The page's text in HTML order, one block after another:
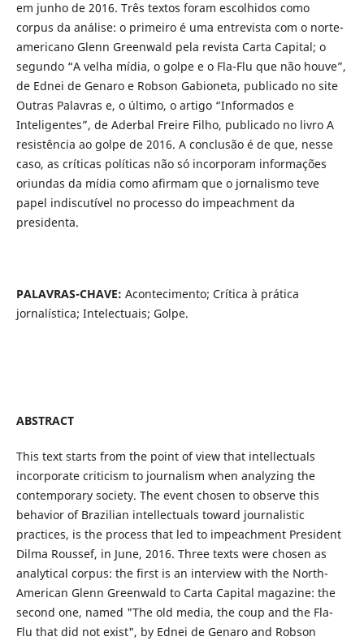
em junho de 2016. Três textos foram escolhidos como
corpus da análise: o primeiro é uma entrevista com o norte-
americano Glenn Greenwald pela revista Carta Capital; o
segundo “A velha mídia, o golpe e o Fla-Flu que não houve”,
de Ednei de Genaro e Robson Gabioneta, publicado no site
Outras Palavras e, o último, o artigo “Informados e
Inteligentes”, de Aderbal Freire Filho, publicado no livro A
resistência ao golpe de 2016. A conclusão é de que, nesse
caso, as críticas políticas não só incorporam informações
oriundas da mídia como afirmam que o jornalismo teve
papel indiscutível no processo do impeachment da
presidenta.
PALAVRAS-CHAVE: Acontecimento; Crítica à prática
jornalística; Intelectuais; Golpe.
ABSTRACT
This text starts from the point of view that intellectuals
incorporate criticism to journalism when analyzing the
contemporary society. The event chosen to observe this
behavior of Brazilian intellectuals toward journalistic
practices, is the process that led to impeachment President
Dilma Roussef, in June, 2016. Three texts were chosen as
analytical corpus: the first is an interview with the North-
American Glenn Greenwald to Carta Capital magazine: the
second one, named "The old media, the coup and the Fla-
Flu that did not exist", by Ednei de Genaro and Robson